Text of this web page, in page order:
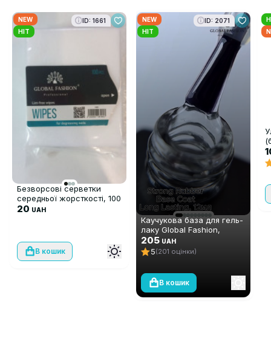
NEW
HIT
ID: 1661
Безворсові серветки
середньої жорсткості, 100
шт
20 UAH
В кошик
NEW
HIT
ID: 2071
Каучукова база для гель-
лаку Global Fashion,
Strong Long Lasting Base
Coat, 12 мл
205 UAH
5(201 оцінки)
В кошик